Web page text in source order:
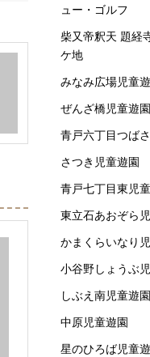
ュー・ゴルフ
柴又帝釈天 題経
ケ地
みなみ広場児童
ぜんざ橋児童遊園
青戸六丁目つば
さつき児童遊園
青戸七丁目東児
東立石あおぞら
かまくらいなり
小谷野しょうぶ
しぶえ南児童遊園
中原児童遊園
星のひろば児童